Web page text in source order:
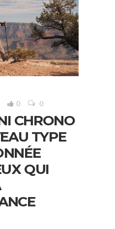
0 0
CHRONO
TYPE
QUI